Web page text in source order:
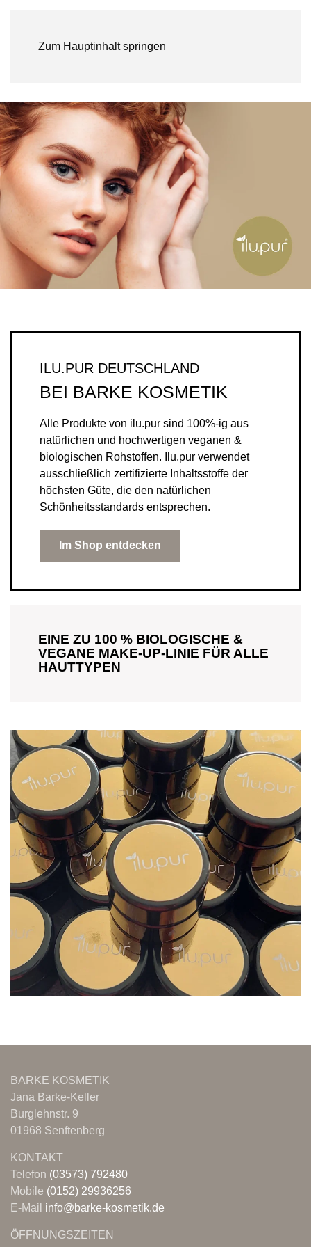
Zum Hauptinhalt springen
ILU.PUR DEUTSCHLAND
BEI BARKE KOSMETIK
Alle Produkte von ilu.pur sind 100%-ig aus
natürlichen und hochwertigen veganen &
biologischen Rohstoffen. Ilu.pur verwendet
ausschließlich zertifizierte Inhaltsstoffe der
höchsten Güte, die den natürlichen
Schönheitsstandards entsprechen.
Im Shop entdecken
EINE ZU 100 % BIOLOGISCHE &
VEGANE MAKE-UP-LINIE FÜR ALLE
HAUTTYPEN
BARKE KOSMETIK
Jana Barke-Keller
Burglehnstr. 9
01968 Senftenberg
KONTAKT
Telefon (03573) 792480
Mobile (0152) 29936256
E-Mail info@barke-kosmetik.de
ÖFFNUNGSZEITEN